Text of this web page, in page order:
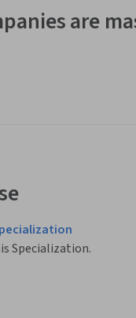
are
Specialization.